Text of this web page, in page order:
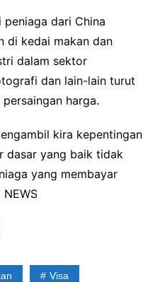
dari China
di kedai makan dan
dalam sektor
dan lain-lain turut
harga.
kira kepentingan
dasar yang baik tidak
yang membayar
NEWS
Visa